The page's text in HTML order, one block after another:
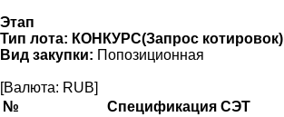
Этап
Тип лота: КОНКУРС(Запрос котировок)
Вид закупки: Попозиционная
[Валюта: RUB]
№
Спецификация СЭТ